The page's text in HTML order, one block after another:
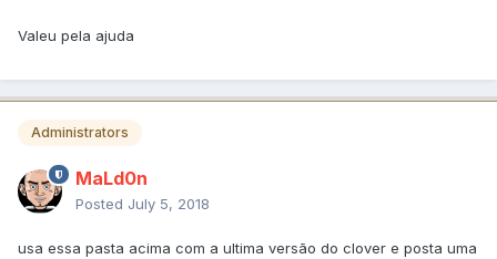
Valeu pela ajuda
Administrators
MaLd0n
Posted July 5, 2018
usa essa pasta acima com a ultima versão do clover e posta uma